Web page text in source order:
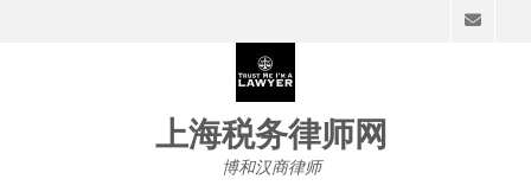
上海税务律师网
博和汉商律师